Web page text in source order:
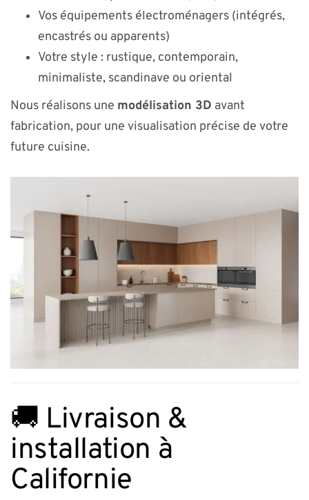
Vos équipements électroménagers (intégrés,
encastrés ou apparents)
Votre style : rustique, contemporain,
minimaliste, scandinave ou oriental
Nous réalisons une modélisation 3D avant
fabrication, pour une visualisation précise de votre
future cuisine.
🚚 Livraison &
installation à
Californie